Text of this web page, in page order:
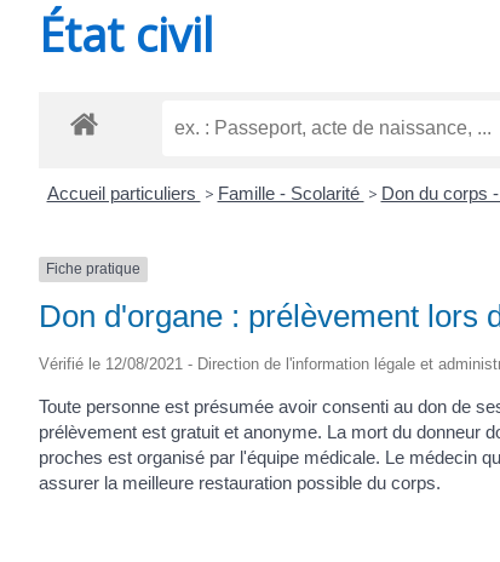
État civil
Accueil particuliers > Famille - Scolarité > Don du corps
Fiche pratique
Don d'organe : prélèvement lors
Vérifié le 12/08/2021 - Direction de l'information légale et
Toute personne est présumée avoir consenti au don de
prélèvement est gratuit et anonyme. La mort du donneur
proches est organisé par l'équipe médicale. Le médecin
assurer la meilleure restauration possible du corps.